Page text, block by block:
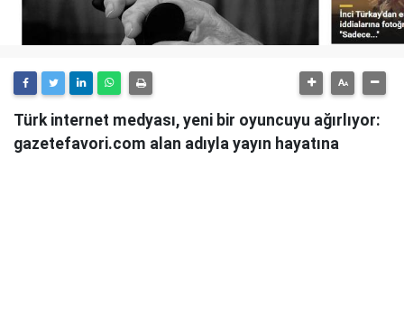
Türk internet medyası, yeni bir oyuncuyu ağırlıyor:
gazetefavori.com alan adıyla yayın hayatına